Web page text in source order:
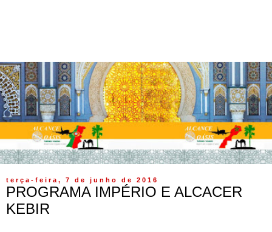
terça-feira, 7 de junho de 2016
PROGRAMA IMPÉRIO E ALCACER
KEBIR